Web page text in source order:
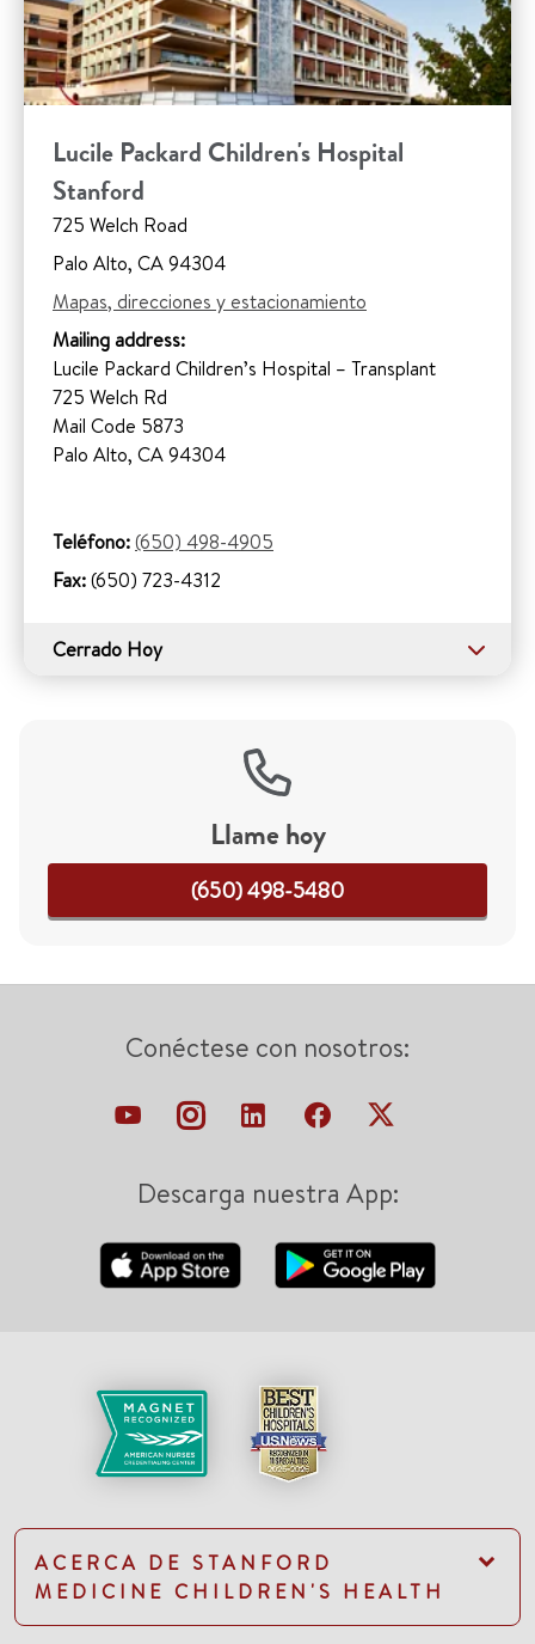
Lucile Packard Children's Hospital
Stanford
725 Welch Road
Palo Alto, CA 94304
Mapas, direcciones y estacionamiento
Mailing address:
Lucile Packard Children’s Hospital – Transplant
725 Welch Rd
Mail Code 5873
Palo Alto, CA 94304
Teléfono:(650) 498-4905
Fax:(650) 723-4312
Cerrado Hoy
Llame hoy
(650) 498-5480
Conéctese con nosotros:
Descarga nuestra App:
ACERCA DE STANFORD
MEDICINE CHILDREN'S HEALTH